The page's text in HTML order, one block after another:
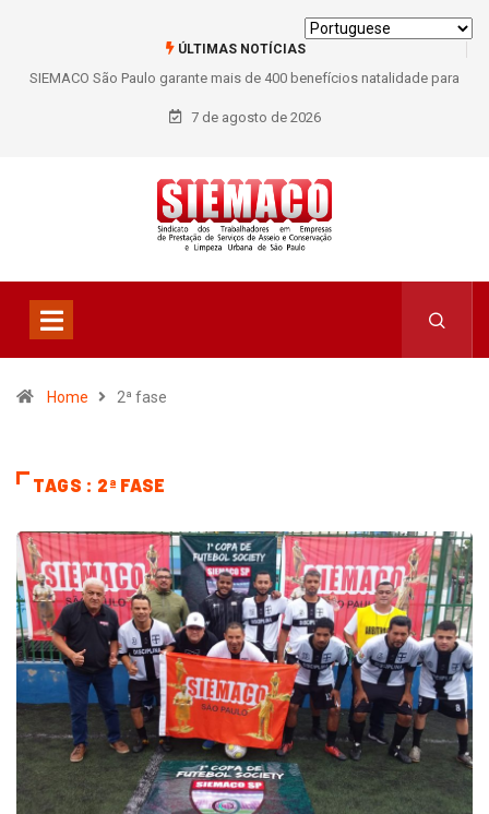
ÚLTIMAS NOTÍCIAS
SIEMACO São Paulo garante mais de 400 benefícios natalidade para
trabalhadores do Asseio em 2026
7 de agosto de 2026
Home 2ª fase
TAGS : 2ª FASE